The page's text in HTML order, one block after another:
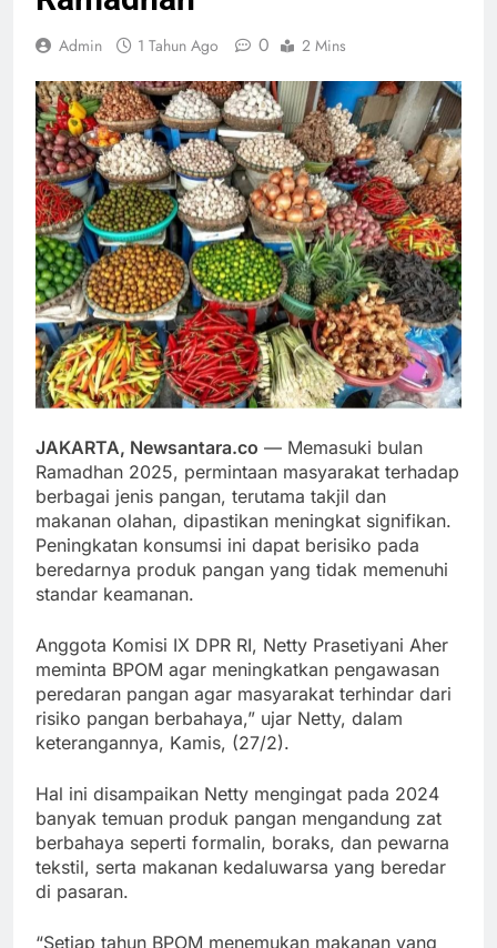
Admin 1 Tahun Ago 0 2 Mins
JAKARTA, Newsantara.co — Memasuki bulan
Ramadhan 2025, permintaan masyarakat terhadap
berbagai jenis pangan, terutama takjil dan
makanan olahan, dipastikan meningkat signifikan.
Peningkatan konsumsi ini dapat berisiko pada
beredarnya produk pangan yang tidak memenuhi
standar keamanan.
Anggota Komisi IX DPR RI, Netty Prasetiyani Aher
meminta BPOM agar meningkatkan pengawasan
peredaran pangan agar masyarakat terhindar dari
risiko pangan berbahaya,” ujar Netty, dalam
keterangannya, Kamis, (27/2).
Hal ini disampaikan Netty mengingat pada 2024
banyak temuan produk pangan mengandung zat
berbahaya seperti formalin, boraks, dan pewarna
tekstil, serta makanan kedaluwarsa yang beredar
di pasaran.
“Setiap tahun BPOM menemukan makanan yang